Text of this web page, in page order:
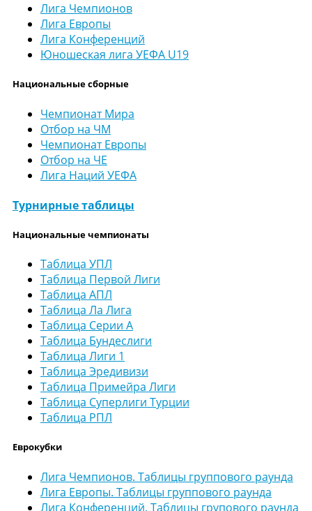
Лига Чемпионов
Лига Европы
Лига Конференций
Юношеская лига УЕФА U19
Национальные сборные
Чемпионат Мира
Отбор на ЧМ
Чемпионат Европы
Отбор на ЧЕ
Лига Наций УЕФА
Турнирные таблицы
Национальные чемпионаты
Таблица УПЛ
Таблица Первой Лиги
Таблица АПЛ
Таблица Ла Лига
Таблица Серии А
Таблица Бундеслиги
Таблица Лиги 1
Таблица Эредивизи
Таблица Примейра Лиги
Таблица Суперлиги Турции
Таблица РПЛ
Еврокубки
Лига Чемпионов. Таблицы группового раунда
Лига Европы. Таблицы группового раунда
Лига Конференций. Таблицы групового раунда